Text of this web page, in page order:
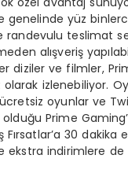
genelinde yüz
randevulu teslimat
alışveriş
diziler ve filmler,
izlenebiliyor.
oyunlar ve
Prime
Fırsatlar’a 30 dakika
ekstra indirimlere de